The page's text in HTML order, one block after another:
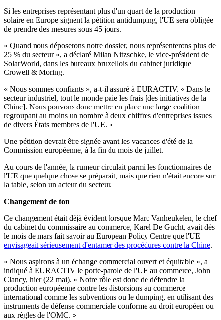
Si les entreprises représentant plus d'un quart de la production
solaire en Europe signent la pétition antidumping, l'UE sera obligée
de prendre des mesures sous 45 jours.
« Quand nous déposerons notre dossier, nous représenterons plus de
25 % du secteur », a déclaré Milan Nitzschke, le vice-président de
SolarWorld, dans les bureaux bruxellois du cabinet juridique
Crowell & Moring.
« Nous sommes confiants », a-t-il assuré à EURACTIV. « Dans le
secteur industriel, tout le monde paie les frais [des initiatives de la
Chine]. Nous pouvons donc mettre en place une large coalition
regroupant au moins un nombre à deux chiffres d'entreprises issues
de divers États membres de l'UE. »
Une pétition devrait être signée avant les vacances d'été de la
Commission européenne, à la fin du mois de juillet.
Au cours de l'année, la rumeur circulait parmi les fonctionnaires de
l'UE que quelque chose se préparait, mais que rien n'était encore sur
la table, selon un acteur du secteur.
Changement de ton
Ce changement était déjà évident lorsque Marc Vanheukelen, le chef
du cabinet du commissaire au commerce, Karel De Gucht, avait dès
le mois de mars fait savoir au European Policy Centre que l'UE
envisageait sérieusement d'entamer des procédures contre la Chine.
« Nous aspirons à un échange commercial ouvert et équitable », a
indiqué à EURACTIV le porte-parole de l'UE au commerce, John
Clancy, hier (22 mai). « Notre rôle est donc de défendre la
production européenne contre les distorsions au commerce
international comme les subventions ou le dumping, en utilisant des
instruments de défense commerciale conforme au droit européen ou
aux règles de l'OMC. »